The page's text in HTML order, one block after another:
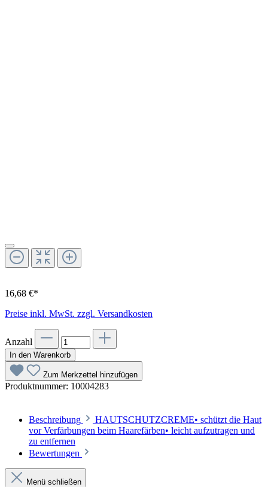
16,68 €*
Preise inkl. MwSt. zzgl. Versandkosten
Anzahl
In den Warenkorb
Zum Merkzettel hinzufügen
Produktnummer: 10004283
Beschreibung
HAUTSCHUTZCREME• schützt die Haut
vor Verfärbungen beim Haarefärben• leicht aufzutragen und
zu entfernen
Bewertungen
Menü schließen